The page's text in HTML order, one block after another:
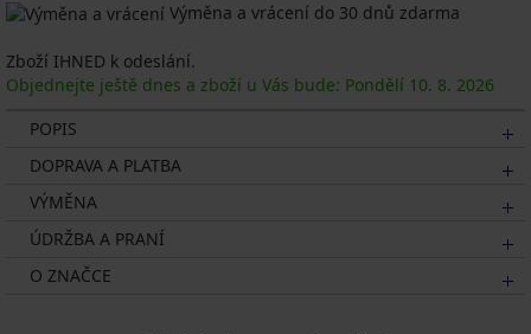
Výměna a vrácení do 30 dnů zdarma
Zboží IHNED k odeslání.
Objednejte ještě dnes a zboží u Vás bude: Pondělí 10. 8. 2026
POPIS
DOPRAVA A PLATBA
VÝMĚNA
ÚDRŽBA A PRANÍ
O ZNAČCE